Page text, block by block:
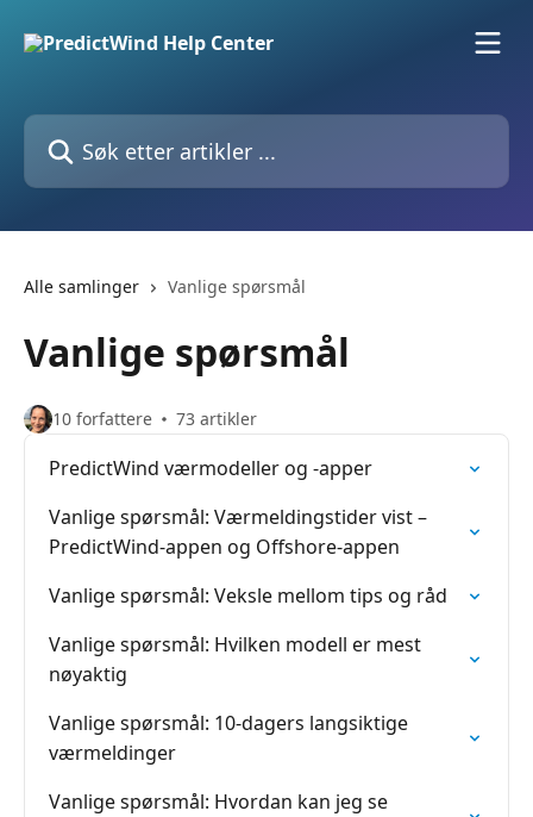
Søk etter artikler ...
Alle samlinger Vanlige spørsmål
Vanlige spørsmål
10 forfattere 73 artikler
PredictWind værmodeller og -apper
Vanlige spørsmål: Værmeldingstider vist –
PredictWind-appen og Offshore-appen
Vanlige spørsmål: Veksle mellom tips og råd
Vanlige spørsmål: Hvilken modell er mest
nøyaktig
Vanlige spørsmål: 10-dagers langsiktige
værmeldinger
Vanlige spørsmål: Hvordan kan jeg se